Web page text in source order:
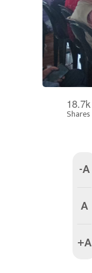
18.7k
Shares
-A
A
+A